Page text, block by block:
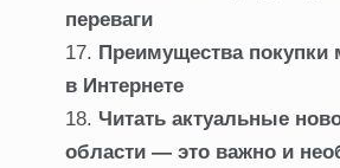
переваги
Преимущества покупки
в Интернете
Читать актуальные
области — это важно и